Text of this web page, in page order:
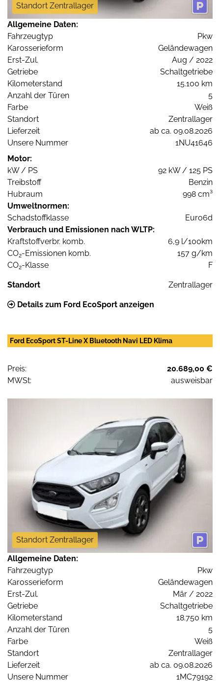
Standort Zentrallager
Allgemeine Daten:
Fahrzeugtyp
Pkw
Karosserieform
Geländewagen
Erst-Zul.
Aug / 2022
Getriebe
Schaltgetriebe
Kilometerstand
15.100 km
Anzahl der Türen
5
Farbe
Weiß
Standort
Zentrallager
Lieferzeit
ab ca. 09.08.2026
Unsere Nummer
1NU41646
Motor:
kW / PS
92 kW / 125 PS
Treibstoff
Benzin
Hubraum
998 cm³
Umweltnormen:
Schadstoffklasse
Euro6d
Verbrauch und Emissionen nach WLTP:
Kraftstoffverbr. komb.
6,9 l/100km
CO2-Emissionen komb.
157 g/km
CO2-Klasse F
Standort Zentrallager
Details zum Ford EcoSport anzeigen
Ford EcoSport ST-Line X Bluetooth Navi LED Klima
Preis:
20.689,00 €
MWSt:
ausweisbar
Standort Zentrallager
Allgemeine Daten:
Fahrzeugtyp
Pkw
Karosserieform
Geländewagen
Erst-Zul.
Mär / 2022
Getriebe
Schaltgetriebe
Kilometerstand
18.750 km
Anzahl der Türen
5
Farbe
Weiß
Standort
Zentrallager
Lieferzeit
ab ca. 09.08.2026
Unsere Nummer
1MC79192